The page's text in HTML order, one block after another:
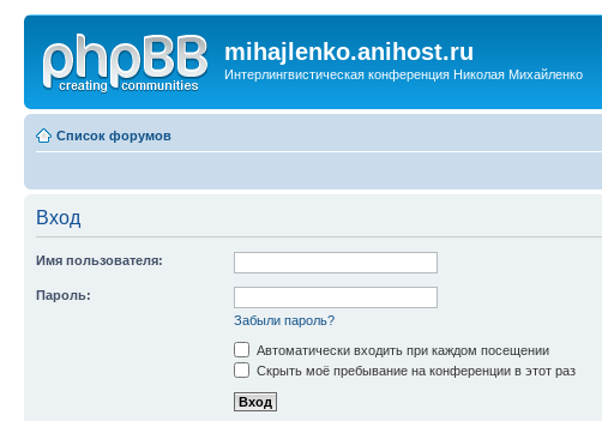
mihajlenko.anihost.ru
Интерлингвистическая конференция Николая Михайленко
Список форумов
Вход
Имя пользователя:
Пароль:
Забыли пароль?
Автоматически входить при каждом посещении
Скрыть моё пребывание на конференции в этот раз